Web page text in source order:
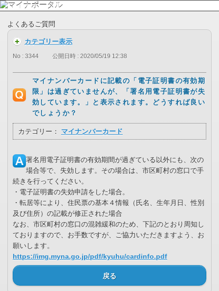
よくあるご質問
カテゴリー表示
No : 3344 公開日時 : 2020/05/19 12:38
マイナンバーカードに記載の「電子証明書の有効期
限」は過ぎていませんが、「署名用電子証明書が失
効しています。」と表示されます。どうすれば良い
でしょうか？
カテゴリー： マイナンバーカード
署名用電子証明書の有効期間が過ぎている以外にも、次の
場合等で、失効します。その場合は、市区町村の窓口で手
続きを行ってください。
・電子証明書の失効申請をした場合。
・転居等により、住民票の基本４情報（氏名、生年月日、性別
及び住所）の記載が修正された場合
なお、市区町村の窓口の混雑緩和のため、下記のとおり周知し
ておりますので、お手数ですが、ご協力いただきますよう、お
願いします。
https://img.myna.go.jp/pdf/kyuhu/cardinfo.pdf
戻る